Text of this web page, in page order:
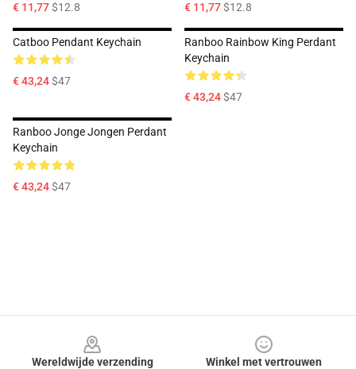
€ 11,77$12.8 € 11,77$12.8
Catboo Pendant Keychain
€ 43,24$47
Ranboo Rainbow King Perdant
Keychain
€ 43,24$47
Ranboo Jonge Jongen Perdant
Keychain
€ 43,24$47
Wereldwijde verzending
Winkel met vertrouwen